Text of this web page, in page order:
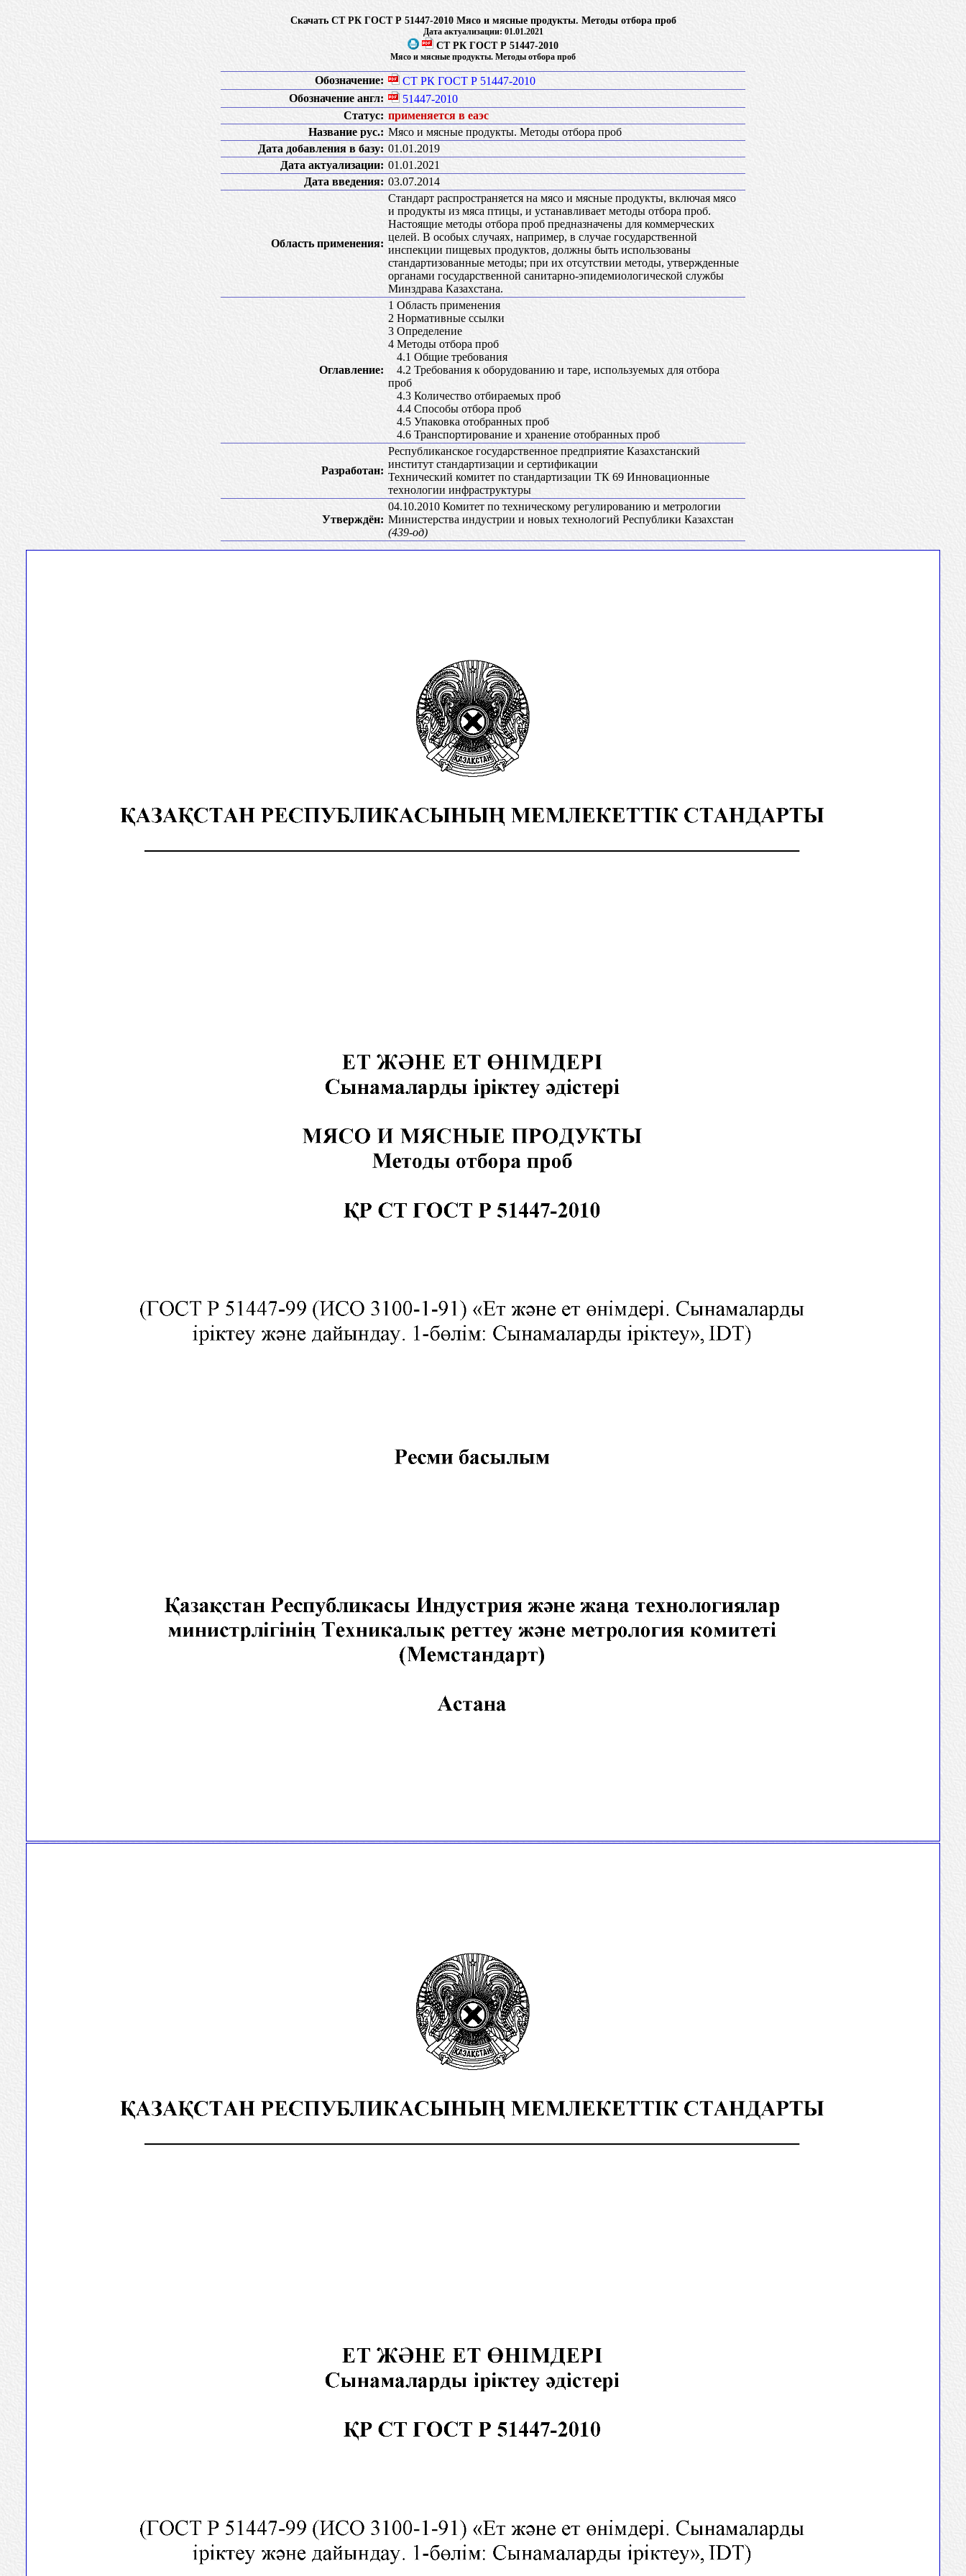
Скачать СТ РК ГОСТ Р 51447-2010 Мясо и мясные продукты. Методы отбора проб
Дата актуализации: 01.01.2021
СТ РК ГОСТ Р 51447-2010
Мясо и мясные продукты. Методы отбора проб
Обозначение:
СТ РК ГОСТ Р 51447-2010
Обозначение англ:
51447-2010
Статус: применяется в еаэс
Название рус.: Мясо и мясные продукты. Методы отбора проб
Дата добавления в базу: 01.01.2019
Дата актуализации: 01.01.2021
Дата введения: 03.07.2014
Область применения:
Стандарт распространяется на мясо и мясные продукты, включая мясо
и продукты из мяса птицы, и устанавливает методы отбора проб.
Настоящие методы отбора проб предназначены для коммерческих
целей. В особых случаях, например, в случае государственной
инспекции пищевых продуктов, должны быть использованы
стандартизованные методы; при их отсутствии методы, утвержденные
органами государственной санитарно-эпидемиологической службы
Минздрава Казахстана.
Оглавление:
1 Область применения
2 Нормативные ссылки
3 Определение
4 Методы отбора проб
4.1 Общие требования
4.2 Требования к оборудованию и таре, используемых для отбора
проб
4.3 Количество отбираемых проб
4.4 Способы отбора проб
4.5 Упаковка отобранных проб
4.6 Транспортирование и хранение отобранных проб
Разработан:
Республиканское государственное предприятие Казахстанский
институт стандартизации и сертификации
Технический комитет по стандартизации ТК 69 Инновационные
технологии инфраструктуры
Утверждён:
04.10.2010 Комитет по техническому регулированию и метрологии
Министерства индустрии и новых технологий Республики Казахстан
(439-од)